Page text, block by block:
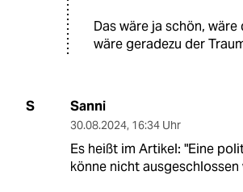
Das wäre ja schön, wäre
wäre geradezu der
S Sanni
30.08.2024, 16:34 Uhr
Es heißt im Artikel: "Eine
könne nicht ausgeschlossen